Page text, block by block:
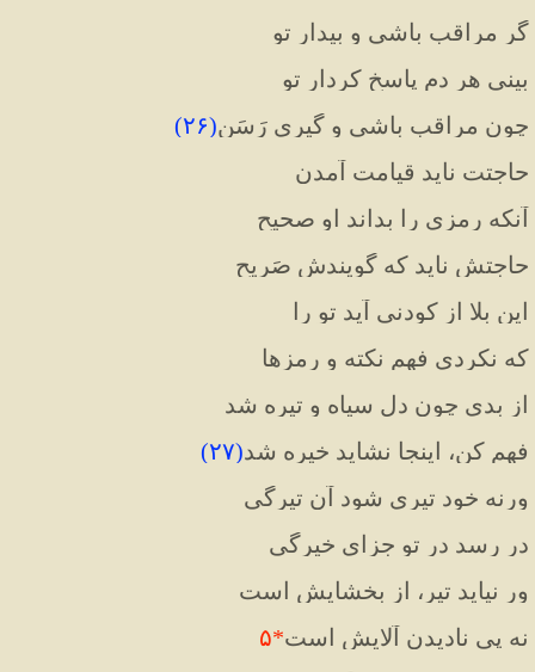
گر مراقب باشی و بیدار تو
بینی هر دم پاسخِ کردار تو
چون مراقب باشی و گیری رَسَن(۲۶)
حاجتت ناید قیامت آمدن
آنکه رمزی را بداند او صحیح
حاجتش ناید که گویندش صَریح
این بلا از کودنی آید تو را
که نکردی فهمِ نکته و رمزها
از بدی چون دل سیاه و تیره شد
فهم کن، اینجا نشاید خیره شد(۲۷)
ورنه خود تیری شود آن تیرگی
در رسد در تو جزایِ خیرگی
ور نیاید تیر، از بخشایش است
نه پیِ نادیدنِ آلایش است*۵